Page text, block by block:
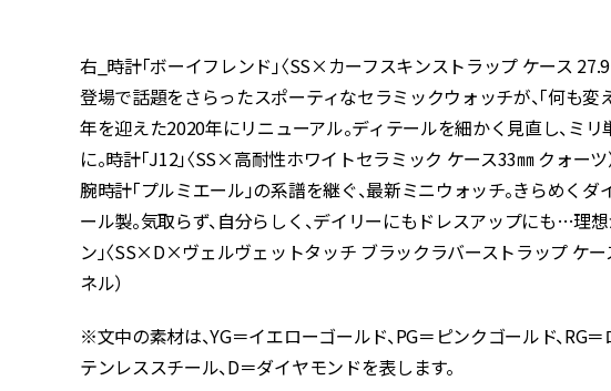
右_時計「ボーイフレンド」〈SS×カーフスキンストラップ ケース
登場で話題をさらったスポーティなセラミックウォッチが、「何も変
年を迎えた2020年にリニューアル。ディテールを細かく見直し、ミ
に。時計「J12」〈SS×高耐性ホワイトセラミック ケース33㎜ クォ
腕時計「プルミエール」の系譜を継ぐ、最新ミニウォッチ。きらめく
ール製。気取らず、自分らしく、デイリーにもドレスアップにも…理
ン」〈SS×D×ヴェルヴェットタッチ ブラックラバーストラップ ケ
ネル）
※文中の素材は、YG＝イエローゴールド、PG＝ピンクゴールド、RG
テンレススチール、D＝ダイヤモンドを表します。